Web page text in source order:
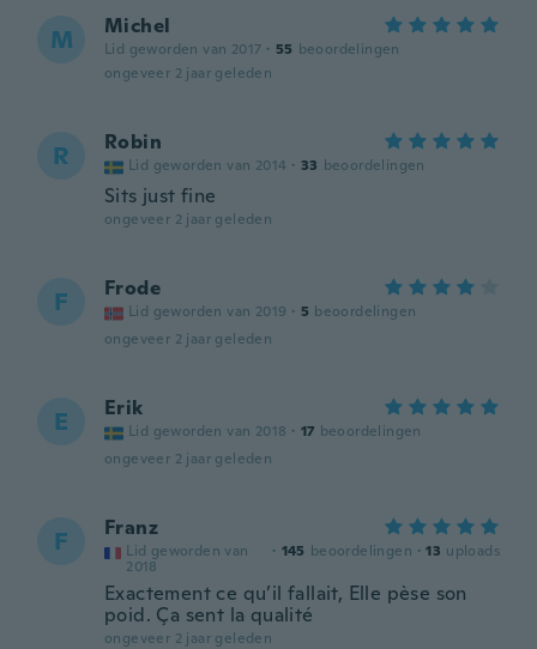
M Michel
Lid geworden van 2017 · 55 beoordelingen
ongeveer 2 jaar geleden
R Robin
Lid geworden van 2014 · 33 beoordelingen
Sits just fine
ongeveer 2 jaar geleden
F Frode
Lid geworden van 2019 · 5 beoordelingen
ongeveer 2 jaar geleden
E Erik
Lid geworden van 2018 · 17 beoordelingen
ongeveer 2 jaar geleden
F Franz
Lid geworden van
2018
· 145 beoordelingen · 13 uploads
Exactement ce qu’il fallait, Elle pèse son
poid. Ça sent la qualité
ongeveer 2 jaar geleden